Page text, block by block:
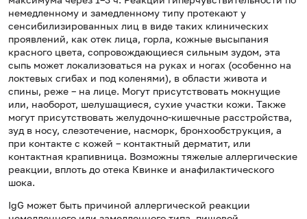
немедленному и замедленному типу протекают у
сенсибилизированных лиц в виде таких клинических
проявлений, как отек лица, горла, кожные высыпания
красного цвета, сопровождающиеся сильным зудом, эта
сыпь может локализоваться на руках и ногах (особенно на
локтевых сгибах и под коленями), в области живота и
спины, реже – на лице. Могут присутствовать мокнущие
или, наоборот, шелушащиеся, сухие участки кожи. Также
могут присутствовать желудочно-кишечные расстройства,
зуд в носу, слезотечение, насморк, бронхообструкция, а
при контакте с кожей – контактный дерматит, или
контактная крапивница. Возможны тяжелые аллергические
реакции, вплоть до отека Квинке и анафилактического
шока.
IgG может быть причиной аллергической реакции